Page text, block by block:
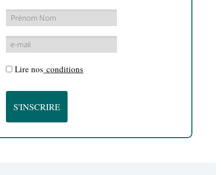
Lire nos conditions